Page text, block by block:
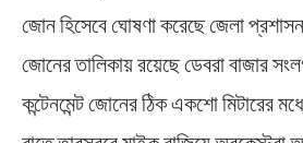
জোন হিসেবে ঘোষণা করেছে জেলা
জোনের তালিকায় রয়েছে ডেবরা বাজার
কন্টেনমেন্ট জোনের ঠিক একশো মিটারের